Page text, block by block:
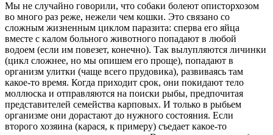
Мы не случайно говорили, что собаки болеют описторхозом
во много раз реже, нежели чем кошки. Это связано со
сложным жизненным циклом паразита: сперва его яйца
вместе с калом больного животного попадают в любой
водоем (если им повезет, конечно). Так вылупляются личинки
(цикл сложнее, но мы опишем его проще), попадают в
организм улитки (чаще всего прудовика), развиваясь там
какое-то время. Когда приходит срок, они покидают тело
моллюска и отправляются на поиски рыбы, предпочитая
представителей семейства карповых. И только в рыбьем
организме они дорастают до нужного состояния. Если
второго хозяина (карася, к примеру) съедает какое-то